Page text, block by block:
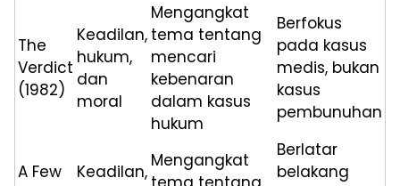
The
Verdict
(1982)
Keadilan,
hukum,
dan
moral
Mengangkat
tema tentang
mencari
kebenaran
dalam kasus
hukum
Berfokus
pada kasus
medis, bukan
kasus
pembunuhan
A Few
Keadilan,
Mengangkat
Berlatar
belakang